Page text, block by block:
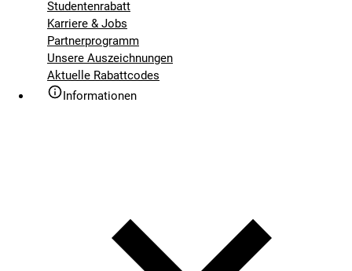
Studentenrabatt
Karriere & Jobs
Partnerprogramm
Unsere Auszeichnungen
Aktuelle Rabattcodes
Informationen